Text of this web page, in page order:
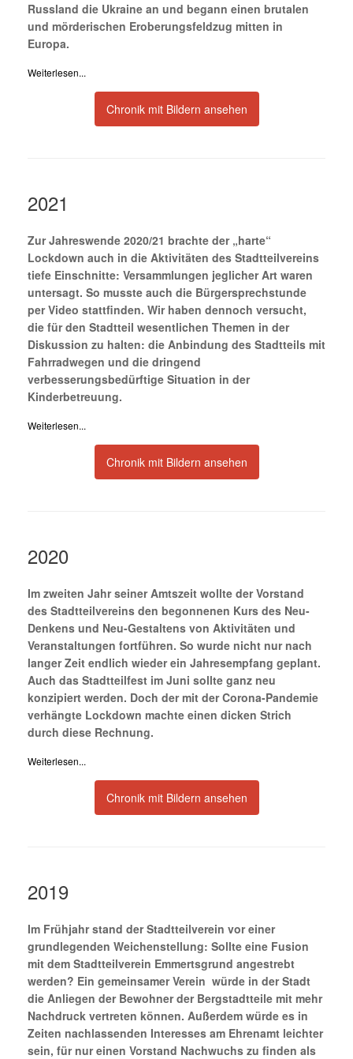
Russland die Ukraine an und begann einen brutalen
und mörderischen Eroberungsfeldzug mitten in
Europa.
Weiterlesen...
Chronik mit Bildern ansehen
2021
Zur Jahreswende 2020/21 brachte der „harte“
Lockdown auch in die Aktivitäten des Stadtteilvereins
tiefe Einschnitte: Versammlungen jeglicher Art waren
untersagt. So musste auch die Bürgersprechstunde
per Video stattfinden. Wir haben dennoch versucht,
die für den Stadtteil wesentlichen Themen in der
Diskussion zu halten: die Anbindung des Stadtteils mit
Fahrradwegen und die dringend
verbesserungsbedürftige Situation in der
Kinderbetreuung.
Weiterlesen...
Chronik mit Bildern ansehen
2020
Im zweiten Jahr seiner Amtszeit wollte der Vorstand
des Stadtteilvereins den begonnenen Kurs des Neu-
Denkens und Neu-Gestaltens von Aktivitäten und
Veranstaltungen fortführen. So wurde nicht nur nach
langer Zeit endlich wieder ein Jahresempfang geplant.
Auch das Stadtteilfest im Juni sollte ganz neu
konzipiert werden. Doch der mit der Corona-Pandemie
verhängte Lockdown machte einen dicken Strich
durch diese Rechnung.
Weiterlesen...
Chronik mit Bildern ansehen
2019
Im Frühjahr stand der Stadtteilverein vor einer
grundlegenden Weichenstellung: Sollte eine Fusion
mit dem Stadtteilverein Emmertsgrund angestrebt
werden? Ein gemeinsamer Verein würde in der Stadt
die Anliegen der Bewohner der Bergstadtteile mit mehr
Nachdruck vertreten können. Außerdem würde es in
Zeiten nachlassenden Interesses am Ehrenamt leichter
sein, für nur einen Vorstand Nachwuchs zu finden als